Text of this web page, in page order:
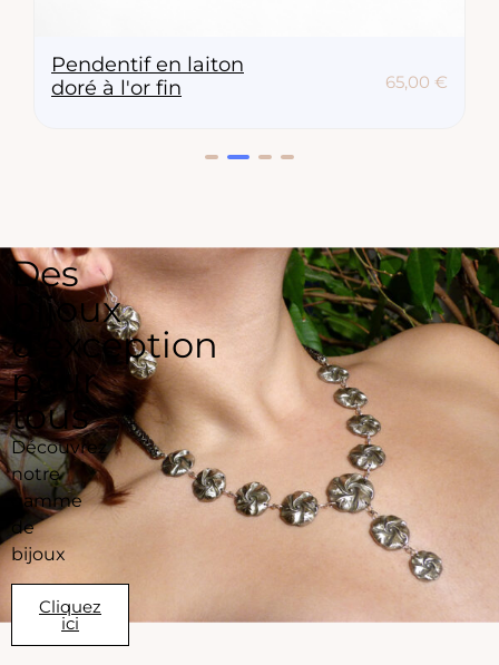
Pendentif en laiton
doré à l'or fin
65,00 €
Des
bijoux
d'exception
pour
tous
Découvrez
notre
gamme
de
bijoux
Cliquez
ici